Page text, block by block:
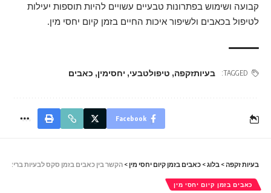
קבועה ושימוש בפתרונות טבעיים עשויים להיות תוספות יעילות
לטיפול בכאבים ולשיפור איכות החיים בזמן קיום יחסי מין.
TAGGED: בעיותזקפה, טיפולטבעי, יחסימין, כאבים
Facebook
בעיות זקפה> בלוג> כאבים בזמן קיום יחסי מין > הקשר בין כאבים בזמן סקס לבעיות
כאבים בזמן קיום יחסי מין